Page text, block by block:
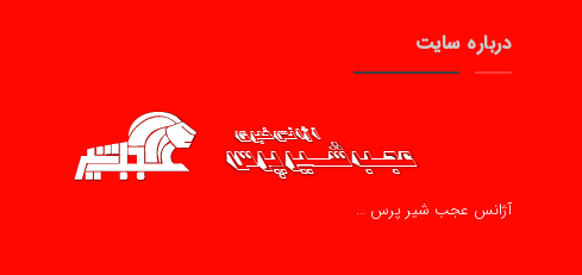
درباره سایت
آژانس عجب شیر پرس …